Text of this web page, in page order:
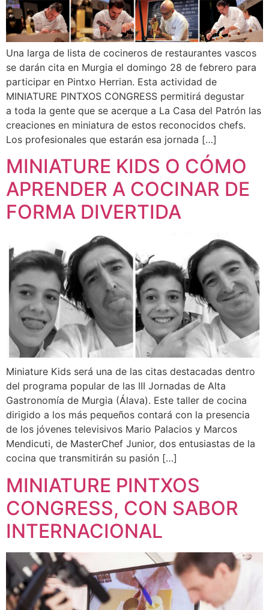
Una larga de lista de cocineros de restaurantes vascos
se darán cita en Murgia el domingo 28 de febrero para
participar en Pintxo Herrian. Esta actividad de
MINIATURE PINTXOS CONGRESS permitirá degustar
a toda la gente que se acerque a La Casa del Patrón las
creaciones en miniatura de estos reconocidos chefs.
Los profesionales que estarán esa jornada […]
MINIATURE KIDS O CÓMO
APRENDER A COCINAR DE
FORMA DIVERTIDA
Miniature Kids será una de las citas destacadas dentro
del programa popular de las III Jornadas de Alta
Gastronomía de Murgia (Álava). Este taller de cocina
dirigido a los más pequeños contará con la presencia
de los jóvenes televisivos Mario Palacios y Marcos
Mendicuti, de MasterChef Junior, dos entusiastas de la
cocina que transmitirán su pasión […]
MINIATURE PINTXOS
CONGRESS, CON SABOR
INTERNACIONAL